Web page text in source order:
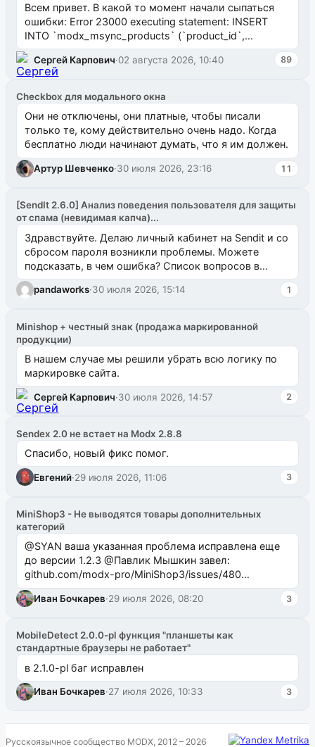
Всем привет. В какой то момент начали сыпаться
ошибки: Error 23000 executing statement: INSERT
INTO `modx_msync_products` (`product_id`,
`uuid_1c`) VALUES ...
Сергей Карпович·02 августа 2026, 10:40 89
Checkbox для модального окна
Они не отключены, они платные, чтобы писали
только те, кому действительно очень надо. Когда
бесплатно люди начинают думать, что я им должен.
Артур Шевченко·30 июля 2026, 23:16 11
[SendIt 2.6.0] Анализ поведения пользователя для защиты
от спама (невидимая капча)...
Здравствуйте. Делаю личный кабинет на Sendit и со
сбросом пароля возникли проблемы. Можете
подсказать, в чем ошибка? Список вопросов в
одноименном разделе на modx.pro пока пуст, и,...
pandaworks·30 июля 2026, 15:14 1
Minishop + честный знак (продажа маркированной
продукции)
В нашем случае мы решили убрать всю логику по
маркировке сайта.
Сергей Карпович·30 июля 2026, 14:57 2
Sendex 2.0 не встает на Modx 2.8.8
Спасибо, новый фикс помог.
Евгений·29 июля 2026, 11:06 3
MiniShop3 - Не выводятся товары дополнительных
категорий
@SYAN ваша указанная проблема исправлена еще
до версии 1.2.3 @Павлик Мышкин завел:
github.com/modx-pro/MiniShop3/issues/480
github.com/modx-pro/MiniShop3/issues/481Исправим
в б...
Иван Бочкарев·29 июля 2026, 08:20 3
MobileDetect 2.0.0-pl функция "планшеты как
стандартные браузеры не работает"
в 2.1.0-pl баг исправлен
Иван Бочкарев·27 июля 2026, 10:33 3
Русскоязычное сообщество MODX, 2012 – 2026